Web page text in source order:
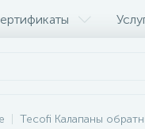
Tecofi Калапаны